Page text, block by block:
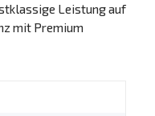
Leistung auf
mit Premium